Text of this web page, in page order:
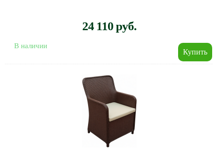
24 110 руб.
В наличии